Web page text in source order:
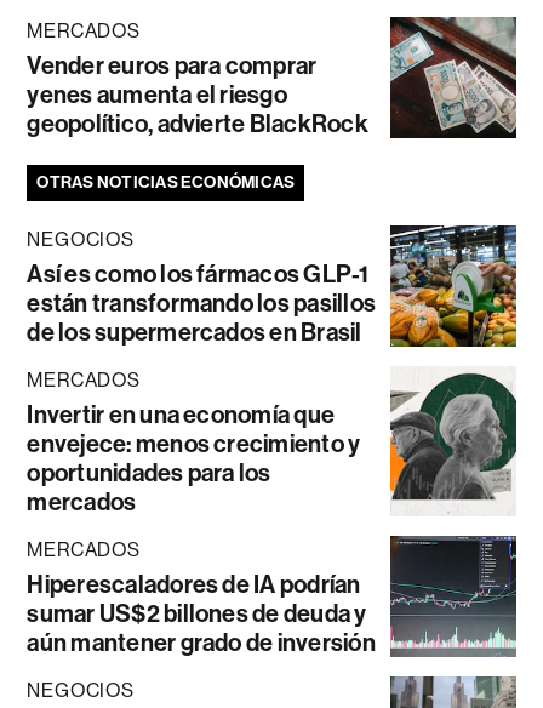
MERCADOS
Vender euros para comprar
yenes aumenta el riesgo
geopolítico, advierte BlackRock
OTRAS NOTICIAS ECONÓMICAS
NEGOCIOS
Así es como los fármacos GLP-1
están transformando los pasillos
de los supermercados en Brasil
MERCADOS
Invertir en una economía que
envejece: menos crecimiento y
oportunidades para los
mercados
MERCADOS
Hiperescaladores de IA podrían
sumar US$2 billones de deuda y
aún mantener grado de inversión
NEGOCIOS